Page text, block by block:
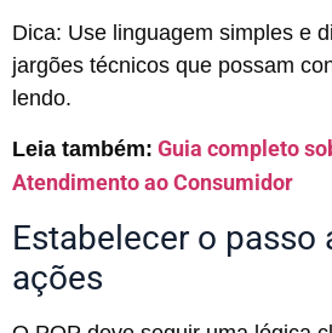
Dica: Use linguagem simples e
jargões técnicos que possam
lendo.
Leia também: Guia completo
Atendimento ao Consumidor
Estabelecer o passo
ações